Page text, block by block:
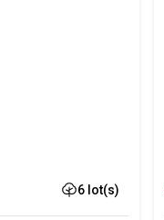
6 lot(s)